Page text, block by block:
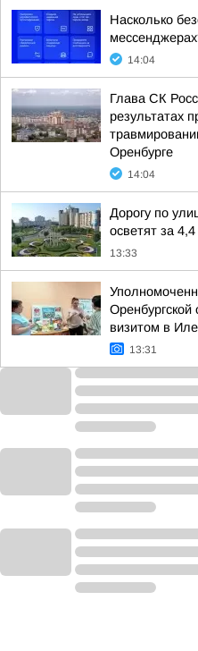
Насколько
14:04
Глава СК
результатах
Оренбурге
14:04
Дорогу по
осветят за
13:33
визитом в
13:31